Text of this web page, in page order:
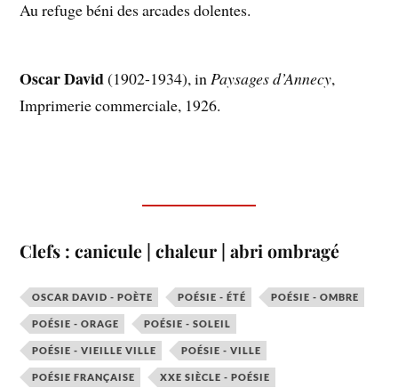
Au refuge béni des arcades dolentes.
Oscar David(1902-1934), inPaysages d’Annecy,
Imprimerie commerciale, 1926.
Clefs : canicule | chaleur | abri ombragé
OSCAR DAVID - POÈTE POÉSIE - ÉTÉ POÉSIE - OMBRE
POÉSIE - ORAGE POÉSIE - SOLEIL
POÉSIE - VIEILLE VILLE POÉSIE - VILLE
POÉSIE FRANÇAISE XXE SIÈCLE - POÉSIE